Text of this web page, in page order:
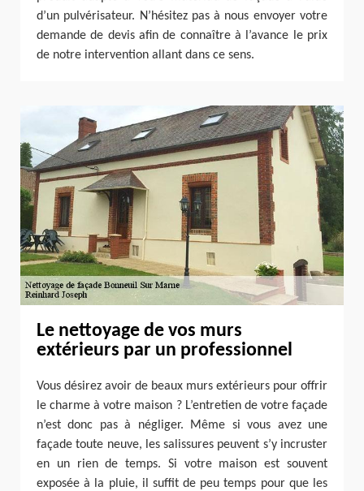
d’un pulvérisateur. N’hésitez pas à nous envoyer votre
demande de devis afin de connaître à l’avance le prix
de notre intervention allant dans ce sens.
Le nettoyage de vos murs
extérieurs par un professionnel
Vous désirez avoir de beaux murs extérieurs pour offrir
le charme à votre maison ? L’entretien de votre façade
n’est donc pas à négliger. Même si vous avez une
façade toute neuve, les salissures peuvent s’y incruster
en un rien de temps. Si votre maison est souvent
exposée à la pluie, il suffit de peu temps pour que les